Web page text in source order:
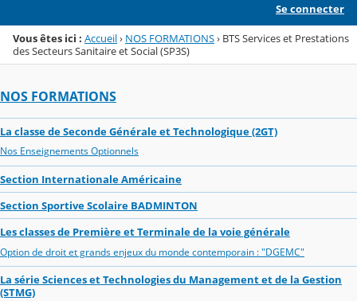
Se connecter
Vous êtes ici : Accueil› NOS FORMATIONS› BTS Services et Prestations
des Secteurs Sanitaire et Social (SP3S)
NOS FORMATIONS
La classe de Seconde Générale et Technologique (2GT)
Nos Enseignements Optionnels
Section Internationale Américaine
Section Sportive Scolaire BADMINTON
Les classes de Première et Terminale de la voie générale
Option de droit et grands enjeux du monde contemporain : "DGEMC"
La série Sciences et Technologies du Management et de la Gestion
(STMG)